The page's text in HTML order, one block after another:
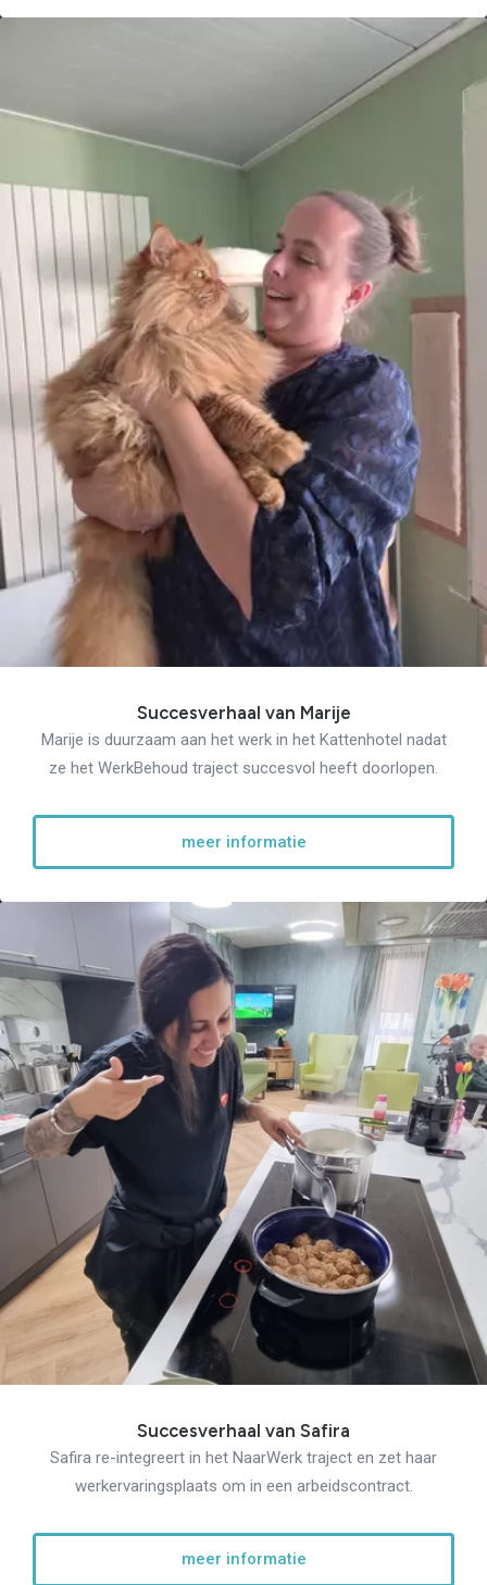
Succesverhaal van Marije
Marije is duurzaam aan het werk in het Kattenhotel nadat
ze het WerkBehoud traject succesvol heeft doorlopen.
meer informatie
Succesverhaal van Safira
Safira re-integreert in het NaarWerk traject en zet haar
werkervaringsplaats om in een arbeidscontract.
meer informatie